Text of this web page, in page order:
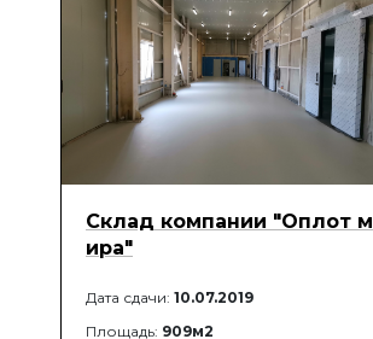
Склад компании "Оплот м
ира"
Дата сдачи: 10.07.2019
Площадь: 909м2